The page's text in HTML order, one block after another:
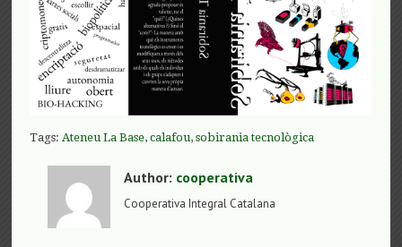
Tags:Ateneu La Base,calafou,sobirania tecnològica
Author: cooperativa
Cooperativa Integral Catalana